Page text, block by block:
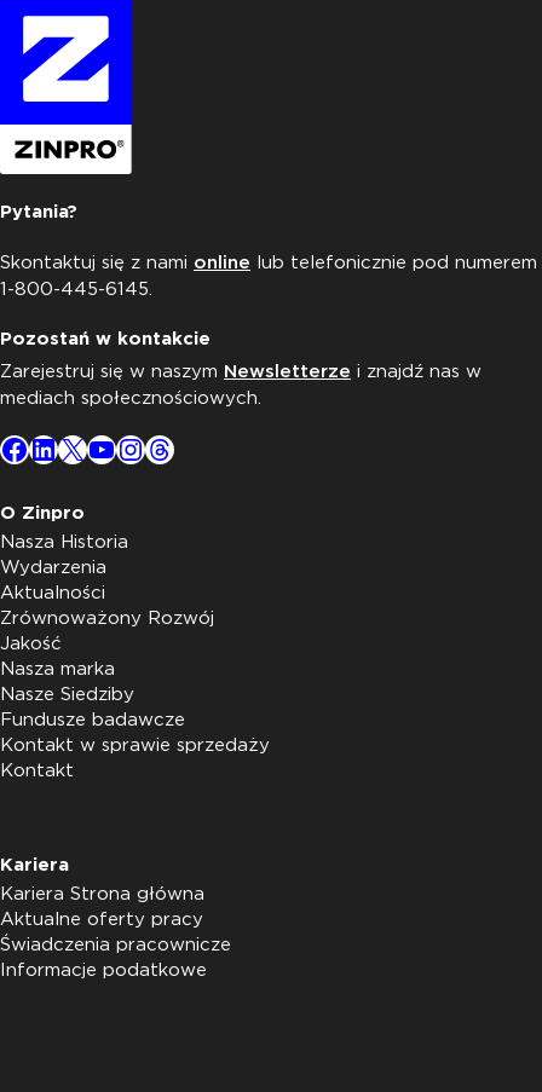
Pytania?
Skontaktuj się z nami online lub telefonicznie pod numerem
1-800-445-6145.
Pozostań w kontakcie
Zarejestruj się w naszym Newsletterze i znajdź nas w
mediach społecznościowych.
Facebook
LinkedIn
X YouTube
Instagram
Threads
O Zinpro
Nasza Historia
Wydarzenia
Aktualności
Zrównoważony Rozwój
Jakość
Nasza marka
Nasze Siedziby
Fundusze badawcze
Kontakt w sprawie sprzedaży
Kontakt
Kariera
Kariera Strona główna
Aktualne oferty pracy
Świadczenia pracownicze
Informacje podatkowe